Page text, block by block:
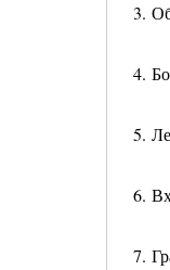
3.
4.
5.
6.
7.